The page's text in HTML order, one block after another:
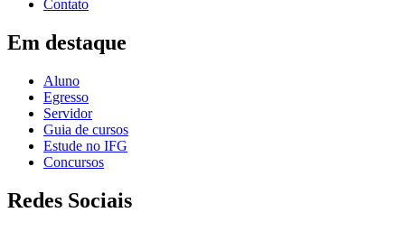
Contato
Em destaque
Aluno
Egresso
Servidor
Guia de cursos
Estude no IFG
Concursos
Redes Sociais